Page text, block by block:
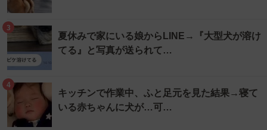
3
夏休みで家にいる娘からLINE→『大型犬が溶け
てる』と写真が送られて…
4
キッチンで作業中、ふと足元を見た結果→寝て
いる赤ちゃんに犬が…可…